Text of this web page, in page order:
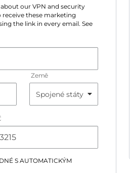
our VPN and security
these marketing
the link in every email. See
Země
S AUTOMATICKÝM